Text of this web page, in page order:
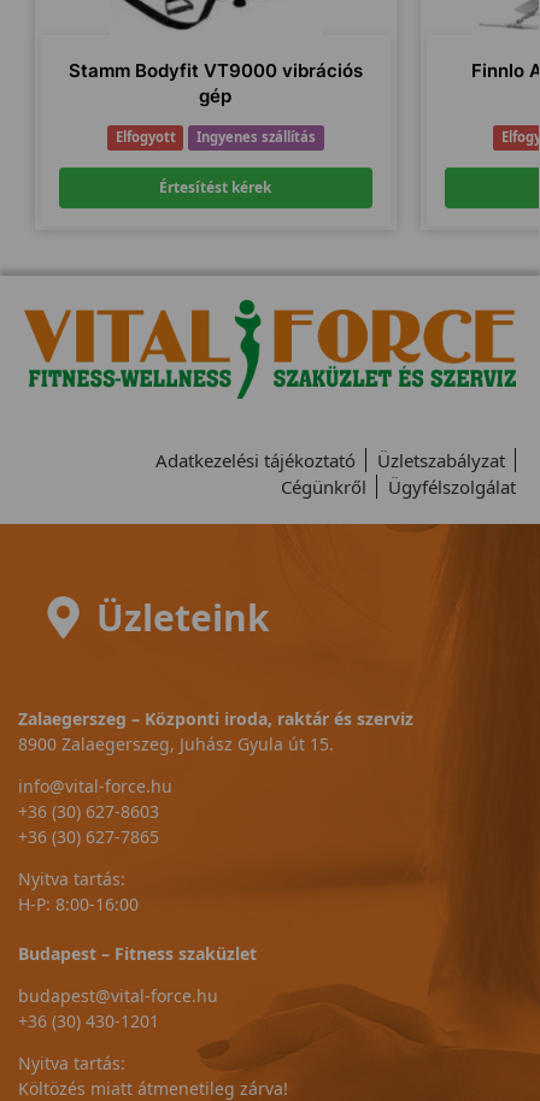
Stamm Bodyfit VT9000 vibrációs
gép
Elfogyott Ingyenes szállítás
Értesítést kérek
Finnlo
Adatkezelési tájékoztató
Üzletszabályzat
Cégünkről
Ügyfélszolgálat
Üzleteink
Zalaegerszeg – Központi iroda, raktár és szerviz
8900 Zalaegerszeg, Juhász Gyula út 15.
info@vital-force.hu
+36 (30) 627-8603
+36 (30) 627-7865
Nyitva tartás:
H-P: 8:00-16:00
Budapest – Fitness szaküzlet
budapest@vital-force.hu
+36 (30) 430-1201
Nyitva tartás:
Költözés miatt átmenetileg zárva!